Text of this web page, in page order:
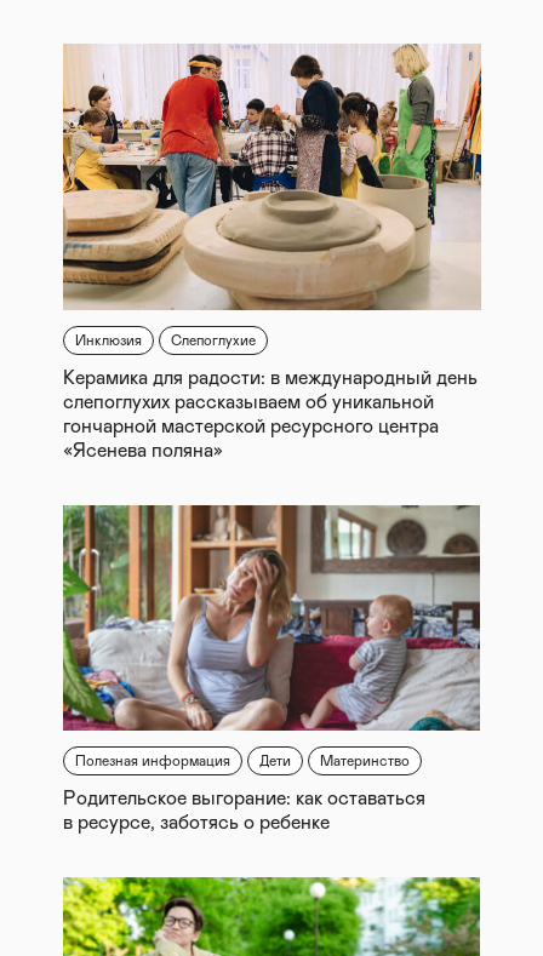
Инклюзия Слепоглухие
Керамика для радости: в международный день
слепоглухих рассказываем об уникальной
гончарной мастерской ресурсного центра
«Ясенева поляна»
Полезная информация Дети Материнство
Родительское выгорание: как оставаться
в ресурсе, заботясь о ребенке